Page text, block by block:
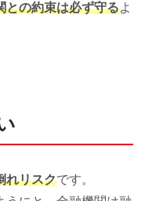
との約束は必ず守るよ
れリスクです。